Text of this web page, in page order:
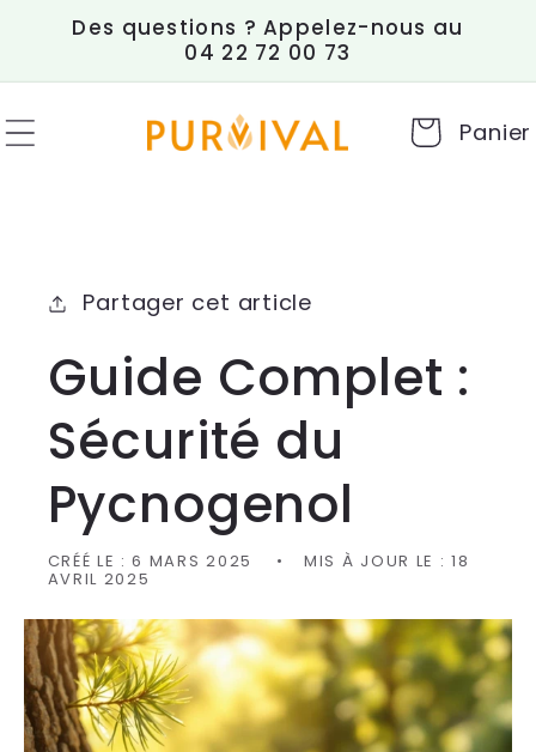
passer
contenu
Des questions ? Appelez-nous au
04 22 72 00 73
Panier
Partager cet article
Guide Complet :
Sécurité du
Pycnogenol
CRÉÉ LE :6 MARS 2025 MIS À JOUR LE :18
AVRIL 2025